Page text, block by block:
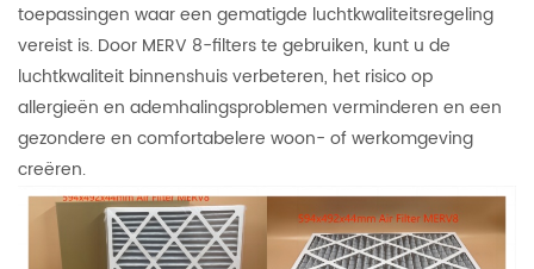
toepassingen waar een gematigde luchtkwaliteitsregeling
vereist is. Door MERV 8-filters te gebruiken, kunt u de
luchtkwaliteit binnenshuis verbeteren, het risico op
allergieën en ademhalingsproblemen verminderen en een
gezondere en comfortabelere woon- of werkomgeving
creëren.